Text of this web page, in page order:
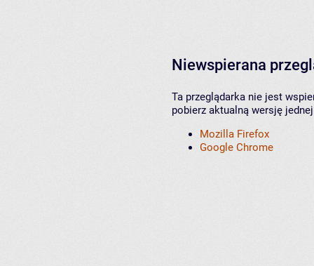
Niewspierana
Ta przeglądarka nie jest
pobierz aktualną wersję
Mozilla Firefox
Google Chrome